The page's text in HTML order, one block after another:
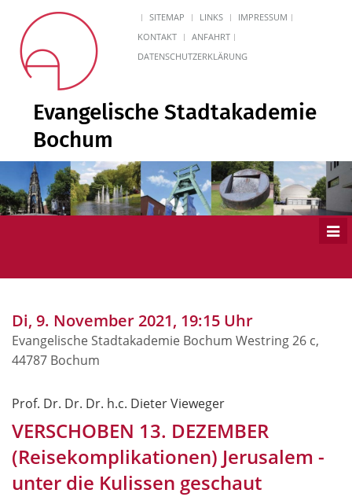
SITEMAP LINKS
IMPRESSUM
KONTAKT
ANFAHRT
DATENSCHUTZERKLÄRUNG
Evangelische Stadtakademie
Bochum
Di, 9. November 2021, 19:15 Uhr
Evangelische Stadtakademie Bochum Westring 26 c,
44787 Bochum
Prof. Dr. Dr. Dr. h.c. Dieter Vieweger
VERSCHOBEN 13. DEZEMBER
(Reisekomplikationen) Jerusalem -
unter die Kulissen geschaut